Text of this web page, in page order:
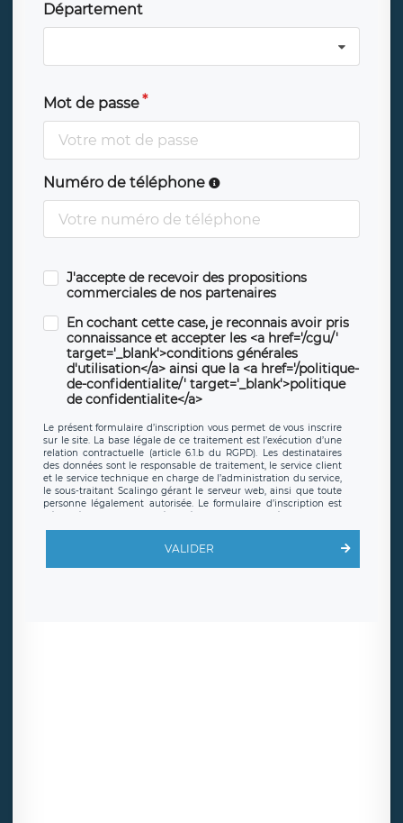
Département
Mot de passe
Numéro de téléphone
J'accepte de recevoir des propositions
commerciales de nos partenaires
En cochant cette case, je reconnais avoir pris
connaissance et accepter les <a href='/cgu/'
target='_blank'>conditions générales
d'utilisation</a> ainsi que la <a href='/politique-
de-confidentialite/' target='_blank'>politique
de confidentialite</a>
Le présent formulaire d’inscription vous permet de vous inscrire
sur le site. La base légale de ce traitement est l’exécution d’une
relation contractuelle (article 6.1.b du RGPD). Les destinataires
des données sont le responsable de traitement, le service client
et le service technique en charge de l’administration du service,
le sous-traitant Scalingo gérant le serveur web, ainsi que toute
personne légalement autorisée. Le formulaire d’inscription est
offrant desclauses de protection conformes au RGPD. Les
en sollicite la suppression, étant entendu que vous pouvez
demander la suppression de vos données et retirer votre
VALIDER